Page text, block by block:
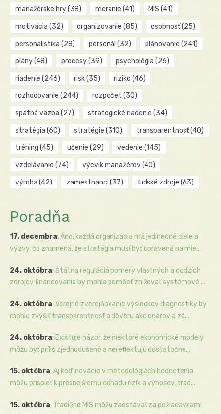
manažérske hry(38) meranie (41) MIS (41)
motivácia (32) organizovanie (85) osobnosť(25)
personalistika (28) personál (32) plánovanie (241)
plány(48) procesy(39) psychológia (26)
riadenie (246) risk(35) riziko (46)
rozhodovanie (244) rozpočet (30)
spätná väzba (27) strategické riadenie (34)
stratégia (60) stratégie (310) transparentnosť(40)
tréning (45) učenie (29) vedenie (145)
vzdelávanie (74) výcvik manažérov(40)
výroba (42) zamestnanci (37) ľudské zdroje (63)
Poradňa
17. decembra: Áno, každá organizácia má jedinečné ciele a
výzvy, čo znamená, že stratégia musí byť upravená na mie...
24. októbra: Štátna regulácia pomery vlastných a cudzích
zdrojov financovania by mohla pomôcť znižovať systémové ...
24. októbra: Verejné zverejňovanie výsledkov diagnostiky by
mohlo zvýšiť transparentnosť a dôveru akcionárov a zá...
24. októbra: Existuje názor, že niektoré ekonomické modely
môžu byť príliš zjednodušené a nereflektujú dostatočne...
15. októbra: Aj keď inovácie v metodológiách hodnotenia
môžu prispieť k presnejšiemu odhadu rizík a výnosov, trad...
15. októbra: Tradičné MIS môžu zaostávať za požiadavkami